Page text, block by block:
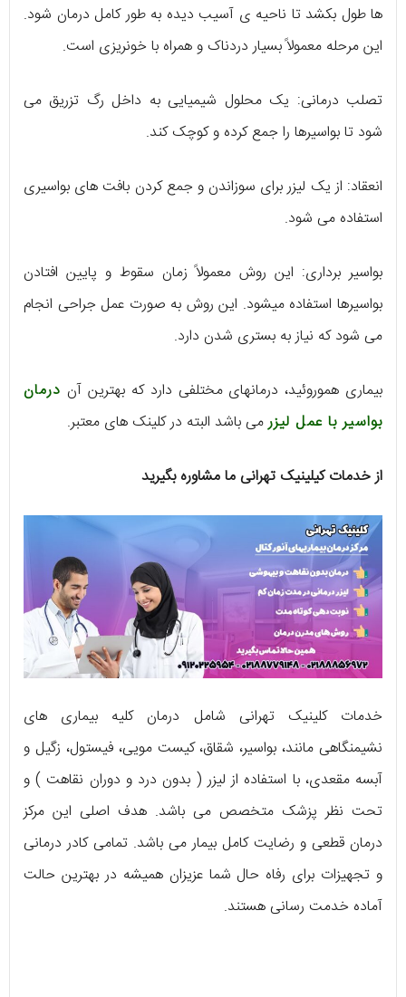
ها طول بکشد تا ناحيه ی آسيب ديده به طور کامل درمان شود.
اين مرحله معمولاً بسيار دردناک و همراه با خونريزی است.
تصلب درمانی: يک محلول شيميايی به داخل رگ تزريق می
شود تا بواسيرها را جمع کرده و کوچک کند.
انعقاد: از يک ليزر برای سوزاندن و جمع کردن بافت های بواسيری
استفاده می شود.
بواسير برداری: اين روش معمولاً زمان سقوط و پايين افتادن
بواسيرها استفاده ميشود. اين روش به صورت عمل جراحی انجام
می شود که نياز به بستری شدن دارد.
بیماری هموروئید، درمانهای مختلفی دارد که بهترین آن درمان
بواسیر با عمل لیزرمی باشد البته در کلینک های معتبر.
از خدمات کیلینیک تهرانی ما مشاوره بگیرید
خدمات کلینیک تهرانی شامل درمان کلیه بیماری های
نشیمنگاهی مانند، بواسیر، شقاق، کیست مویی، فیستول، زگیل و
آبسه مقعدی، با استفاده از لیزر ( بدون درد و دوران نقاهت ) و
تحت نظر پزشک متخصص می باشد. هدف اصلی این مرکز
درمان قطعی و رضایت کامل بیمار می باشد. تمامی کادر درمانی
و تجهیزات برای رفاه حال شما عزیزان همیشه در بهترین حالت
آماده خدمت رسانی هستند.